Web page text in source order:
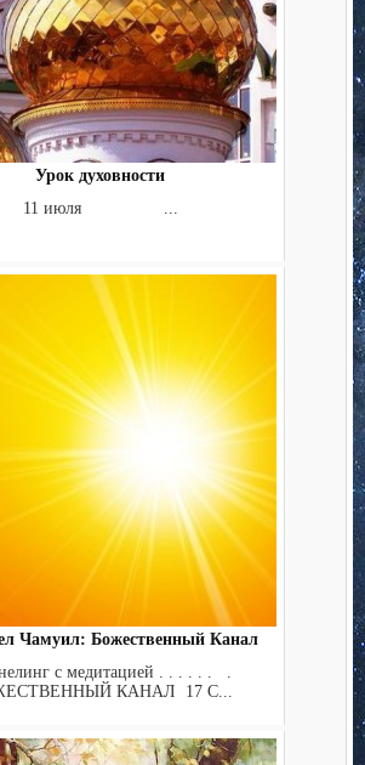
Урок духовности
11 июля ...
Чамуил: Божественный Канал
с медитацией . . . . . . .
КАНАЛ 17 С...